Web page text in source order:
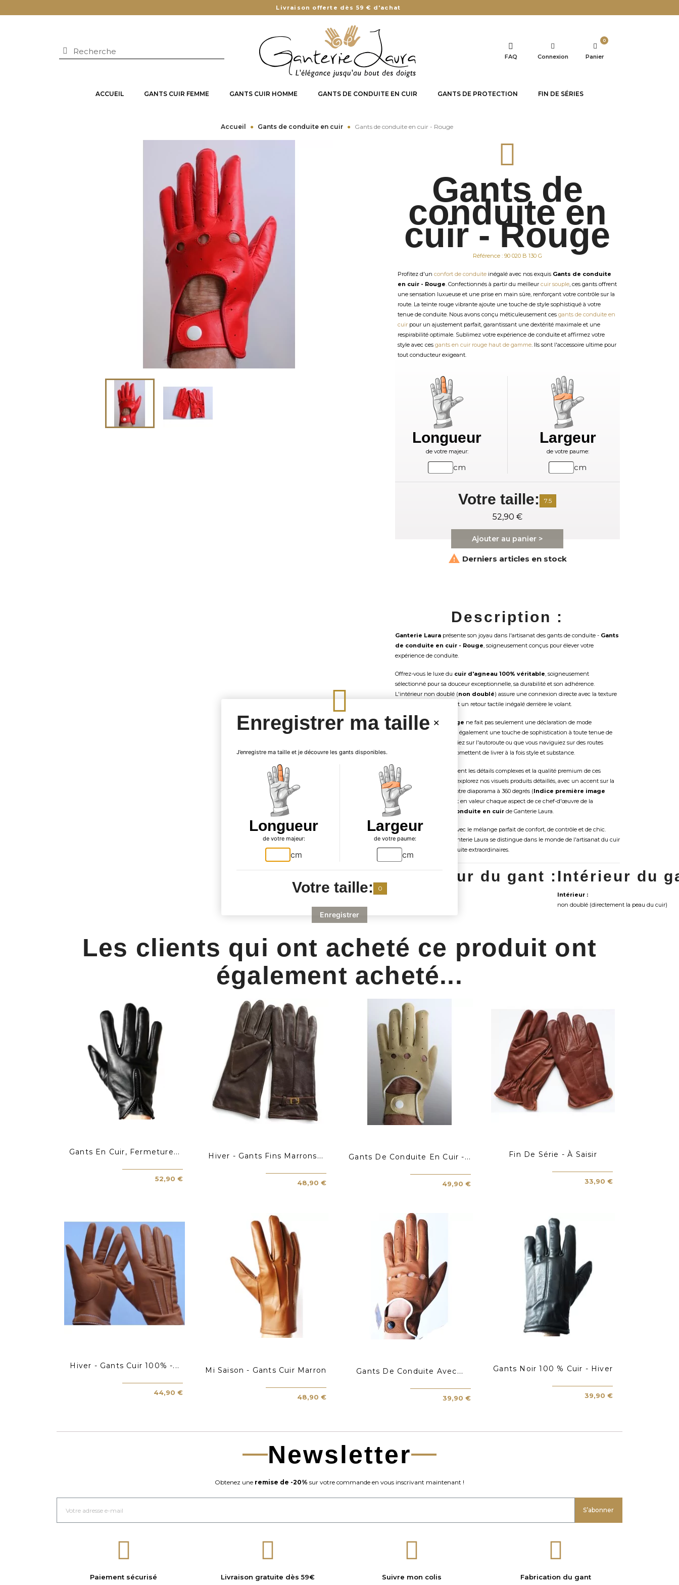
Livraison offerte dès 59 € d'achat
FAQ Connexion Panier
0
ACCUEIL GANTS CUIR FEMME GANTS CUIR HOMME GANTS DE CONDUITE EN CUIR GANTS DE PROTECTION FIN DE SÉRIES
Accueil Gants de conduite en cuir Gants de conduite en cuir - Rouge
Gants de
conduite en
cuir - Rouge
Référence : 90 020 B 130 G
Profitez d'un confort de conduiteinégalé avec nos exquis Gants de conduite
en cuir - Rouge. Confectionnés à partir du meilleur cuir souple, ces gants offrent
une sensation luxueuse et une prise en main sûre, renforçant votre contrôle sur la
route. La teinte rouge vibrante ajoute une touche de style sophistiqué à votre
tenue de conduite. Nous avons conçu méticuleusement ces gants de conduite en
cuirpour un ajustement parfait, garantissant une dextérité maximale et une
respirabilité optimale. Sublimez votre expérience de conduite et affirmez votre
style avec ces gants en cuir rouge haut de gamme. Ils sont l'accessoire ultime pour
tout conducteur exigeant.
Longueur
de votre majeur:
cm
Largeur
de votre paume:
cm
Votre taille: 7.5
52,90 €
Ajouter au panier >
 Derniers articles en stock
Description :
Ganterie Lauraprésente son joyau dans l'artisanat des gants de conduite - Gants
de conduite en cuir - Rouge, soigneusement conçus pour élever votre
expérience de conduite.
Offrez-vous le luxe du cuir d'agneau 100% véritable, soigneusement
sélectionné pour sa douceur exceptionnelle, sa durabilité et son adhérence.
L'intérieur non doublé (non doublé) assure une connexion directe avec la texture
naturelle du cuir, offrant un retour tactile inégalé derrière le volant.
La teinte vibrante Rouge ne fait pas seulement une déclaration de mode
audacieuse, mais ajoute également une touche de sophistication à toute tenue de
conduite. Que vous rouliez sur l'autoroute ou que vous naviguiez sur des routes
sinueuses, ces gants promettent de livrer à la fois style et substance.
Pour apprécier pleinement les détails complexes et la qualité premium de ces
gants de conduite
, explorez nos visuels produits détaillés, avec un accent sur la
cinquième image de notre diaporama à 360 degrés (Indice première image
diapo 360: 5
), mettant en valeur chaque aspect de ce chef-d'œuvre de la
collection
Gants de conduite en cuirde Ganterie Laura.
Élevez votre conduite avec le mélange parfait de confort, de contrôle et de chic.
Découvrez pourquoi Ganterie Laura se distingue dans le monde de l'artisanat du cuir
avec ces gants de conduite extraordinaires.
Extérieur du gant : Intérieur du
Intérieur :
non doublé (directement la peau du cuir)
Les clients qui ont acheté ce produit ont
également acheté...
Gants En Cuir, Fermeture...
52,90 €
Hiver - Gants Fins Marrons...
48,90 €
Gants De Conduite En Cuir -...
49,90 €
Fin De Série - À Saisir
33,90 €
Hiver - Gants Cuir 100% -...
44,90 €
Mi Saison - Gants Cuir Marron
48,90 €
Gants De Conduite Avec...
39,90 €
Gants Noir 100 % Cuir - Hiver
39,90 €
Enregistrer ma taille
J’enregistre ma taille et je découvre les gants disponibles.
Longueur
de votre majeur:
cm
Largeur
de votre paume:
cm
Votre taille: 0
Enregistrer
Newsletter
Obtenez une remise de -20% sur votre commande en vous inscrivant maintenant !
S’abonner
Paiement sécurisé Livraison gratuite dès 59€ Suivre mon colis Fabrication du gant